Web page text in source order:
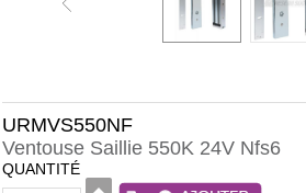
URMVS550NF
Ventouse Saillie 550K 24V Nfs6
QUANTITÉ